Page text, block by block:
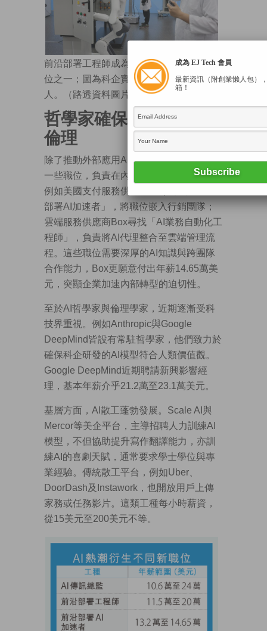
前沿部署工程師成為近年最炙手可熱的職
位之一；圖為科企實驗室人員操作機械
人。（路透資料圖片）
哲學家確保模型符人類
倫理
除了推動外部應用AI的FDE，有企業開設
一些職位，負責在內部鼓勵同事善用AI。
例如美國支付服務供應商Stripe招聘「前沿
部署AI加速者」，將職位嵌入行銷團隊；
雲端服務供應商Box尋找「AI業務自動化工
程師」，負責將AI代理整合至雲端管理流
程。這些職位需要深厚的AI知識與跨團隊
合作能力，Box更願意付出年薪14.65萬美
元，突顯企業加速內部轉型的迫切性。
至於AI哲學家與倫理學家，近期逐漸受科
技界重視。例如Anthropic與Google
DeepMind皆設有常駐哲學家，他們致力於
確保科企研發的AI模型符合人類價值觀。
Google DeepMind近期聘請新興影響經
理，基本年薪介乎21.2萬至23.1萬美元。
基層方面，AI散工蓬勃發展。Scale AI與
Mercor等美企平台，主導招聘人力訓練AI
模型，不但協助提升寫作翻譯能力，亦訓
練AI的喜劇天賦，通常要求學士學位與專
業經驗。傳統散工平台，例如Uber、
DoorDash及Instawork，也開放用戶上傳
家務或任務影片。這類工種每小時薪資，
從15美元至200美元不等。
成為 EJ Tech 會員
最新資訊（附創業懶人包）
箱！